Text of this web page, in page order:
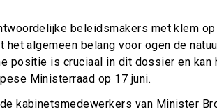
beleidsmakers met klem
het algemeen belang voor ogen de
positie is cruciaal in dit dossier en kan
Ministerraad op 17 juni.
kabinetsmedewerkers van Minister